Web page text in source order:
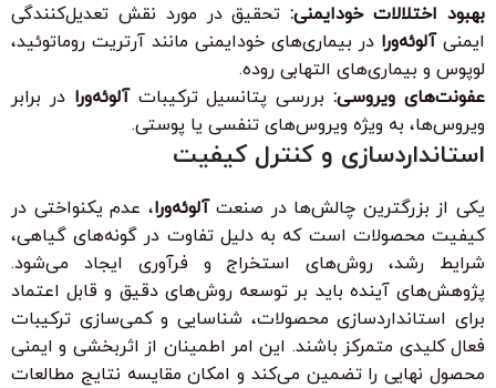
بهبود اختلالات خودایمنی:تحقیق در مورد نقش تعدیل‌کنندگی
ایمنیآلوئه‌ورا در بیماری‌های خودایمنی مانند آرتریت روماتوئید،
لوپوس و بیماری‌های التهابی روده.
عفونت‌های ویروسی:بررسی پتانسیل ترکیباتآلوئه‌ورا در برابر
ویروس‌ها، به ویژه ویروس‌های تنفسی یا پوستی.
استانداردسازی و کنترل کیفیت
یکی از بزرگترین چالش‌ها در صنعتآلوئه‌ورا، عدم یکنواختی در
کیفیت محصولات است که به دلیل تفاوت در گونه‌های گیاهی،
شرایط رشد، روش‌های استخراج و فرآوری ایجاد می‌شود.
پژوهش‌های آینده باید بر توسعه روش‌های دقیق و قابل اعتماد
برای استانداردسازی محصولات، شناسایی و کمی‌سازی ترکیبات
فعال کلیدی متمرکز باشند. این امر اطمینان از اثربخشی و ایمنی
محصول نهایی را تضمین می‌کند و امکان مقایسه نتایج مطالعات